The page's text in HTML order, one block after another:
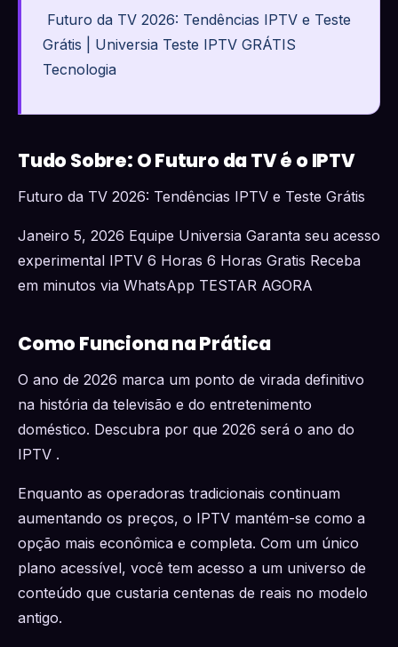
Futuro da TV 2026: Tendências IPTV e Teste
Grátis | Universia Teste IPTV GRÁTIS
Tecnologia
Tudo Sobre: O Futuro da TV é o IPTV
Futuro da TV 2026: Tendências IPTV e Teste Grátis
Janeiro 5, 2026 Equipe Universia Garanta seu acesso
experimental IPTV 6 Horas 6 Horas Gratis Receba
em minutos via WhatsApp TESTAR AGORA
Como Funciona na Prática
O ano de 2026 marca um ponto de virada definitivo
na história da televisão e do entretenimento
doméstico. Descubra por que 2026 será o ano do
IPTV .
Enquanto as operadoras tradicionais continuam
aumentando os preços, o IPTV mantém-se como a
opção mais econômica e completa. Com um único
plano acessível, você tem acesso a um universo de
conteúdo que custaria centenas de reais no modelo
antigo.